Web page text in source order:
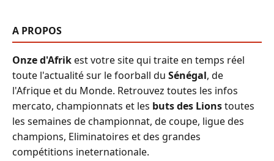
A PROPOS
Onze d'Afrikest votre site qui traite en temps réel
toute l'actualité sur le foorball du Sénégal, de
l'Afrique et du Monde. Retrouvez toutes les infos
mercato, championnats et les buts des Lionstoutes
les semaines de championnat, de coupe, ligue des
champions, Eliminatoires et des grandes
compétitions ineternationale.